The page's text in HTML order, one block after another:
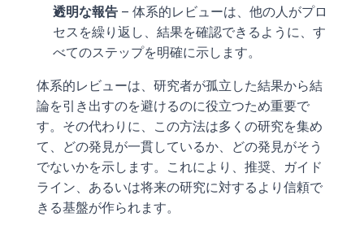
透明な報告 – 体系的レビューは、他の人がプロ
セスを繰り返し、結果を確認できるように、す
べてのステップを明確に示します。
体系的レビューは、研究者が孤立した結果から結
論を引き出すのを避けるのに役立つため重要で
す。その代わりに、この方法は多くの研究を集め
て、どの発見が一貫しているか、どの発見がそう
でないかを示します。これにより、推奨、ガイド
ライン、あるいは将来の研究に対するより信頼で
きる基盤が作られます。